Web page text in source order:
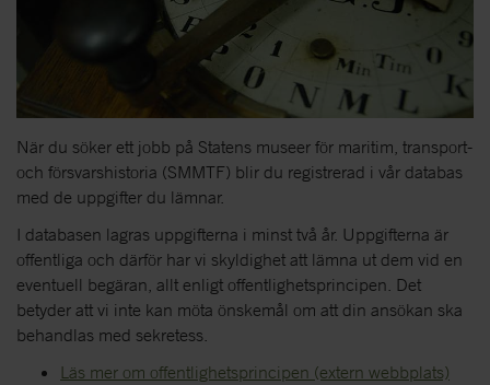
När du söker ett jobb på Statens museer för maritim, transport-
och försvarshistoria (SMMTF) blir du registrerad i vår databas
med de uppgifter du lämnar.
I databasen lagras uppgifterna i minst två år. Uppgifterna är
offentliga och därför har vi skyldighet att lämna ut dem vid en
eventuell begäran, allt enligt offentlighetsprincipen. Det
betyder att vi inte kan möta önskemål om att din ansökan ska
behandlas med sekretess.
Läs mer om offentlighetsprincipen (extern webbplats)